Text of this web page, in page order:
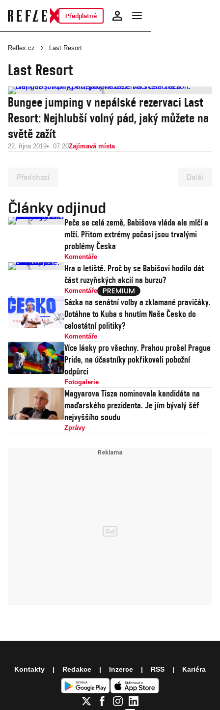
Předplatné
Reflex.cz Last Resort
Last Resort
Bungee jumping v nepálské rezervaci Last
Resort: Nejhlubší volný pád, jaký můžete na
světě zažít
22. října 2019 07:20Zajímavá místa
Předchozí Další
Články odjinud
Peče se celá země, Babišova vláda ale mlčí a
mlží. Přitom extrémy počasí jsou trvalými
problémy Česka
Komentáře
Hra o letiště. Proč by se Babišovi hodilo dát
část ruzyňských akcií na burzu?
Komentáře
Sázka na senátní volby a zklamané pravičáky.
Dotáhne to Kuba s hnutím Naše Česko do
celostátní politiky?
Komentáře
Více lásky pro všechny. Prahou prošel Prague
Pride, na účastníky pokřikovali pobožní
odpůrci
Fotogalerie
Magyarova Tisza nominovala kandidáta na
maďarského prezidenta. Je jím bývalý šéf
nejvyššího soudu
Zprávy
Kontakty Redakce Inzerce RSS Kariéra